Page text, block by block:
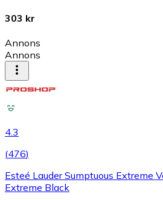
303 kr
Annons
Annons
4.3
(476)
Esteé Lauder Sumptuous Extreme
Extreme Black